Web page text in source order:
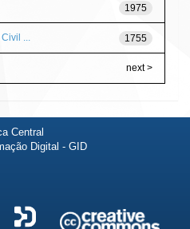
1975
1755
...
next >
Central
Digital - GID